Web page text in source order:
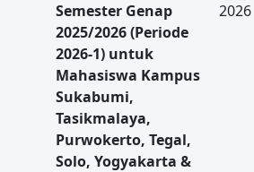
Semester Genap
2025/2026 (Periode
2026-1) untuk
Mahasiswa Kampus
Sukabumi,
Tasikmalaya,
Purwokerto, Tegal,
Solo, Yogyakarta &
2026